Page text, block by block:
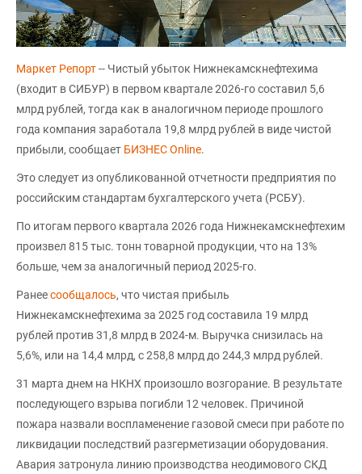
Маркет Репорт-- Чистый убыток Нижнекамскнефтехима
(входит в СИБУР) в первом квартале 2026-го составил 5,6
млрд рублей, тогда как в аналогичном периоде прошлого
года компания заработала 19,8 млрд рублей в виде чистой
прибыли, сообщает БИЗНЕС Online.
Это следует из опубликованной отчетности предприятия по
российским стандартам бухгалтерского учета (РСБУ).
По итогам первого квартала 2026 года Нижнекамскнефтехим
произвел 815 тыс. тонн товарной продукции, что на 13%
больше, чем за аналогичный период 2025-го.
Ранеесообщалось, что чистая прибыль
Нижнекамскнефтехима за 2025 год составила 19 млрд
рублей против 31,8 млрд в 2024-м. Выручка снизилась на
5,6%, или на 14,4 млрд, с 258,8 млрд до 244,3 млрд рублей.
31 марта днем на НКНХ произошло возгорание. В результате
последующего взрыва погибли 12 человек. Причиной
пожара назвали воспламенение газовой смеси при работе по
ликвидации последствий разгерметизации оборудования.
Авария затронула линию производства неодимового СКД